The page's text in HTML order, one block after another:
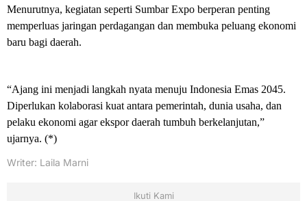
Menurutnya, kegiatan seperti Sumbar Expo berperan penting
memperluas jaringan perdagangan dan membuka peluang ekonomi
baru bagi daerah.
“Ajang ini menjadi langkah nyata menuju Indonesia Emas 2045.
Diperlukan kolaborasi kuat antara pemerintah, dunia usaha, dan
pelaku ekonomi agar ekspor daerah tumbuh berkelanjutan,”
ujarnya. (*)
Writer: Laila Marni
Ikuti Kami